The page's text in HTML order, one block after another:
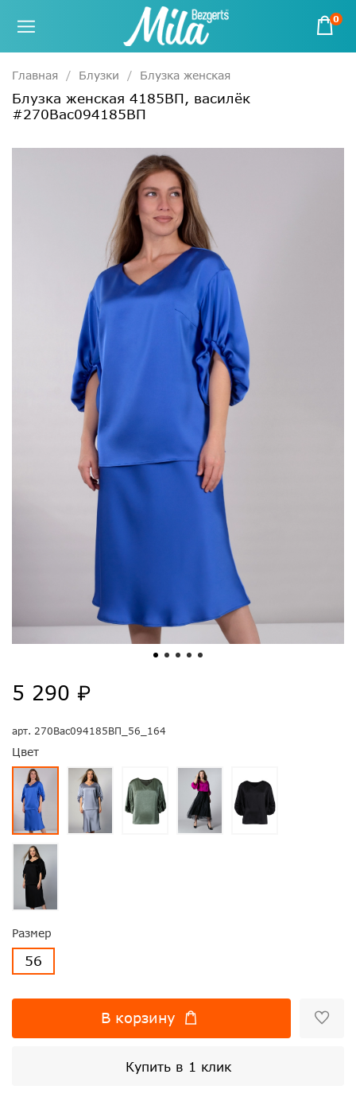
0
Главная Блузки Блузка женская
Блузка женская 4185ВП, василёк
#270Вас094185ВП
арт. 270Вас094185ВП_56_164
Цвет
Размер
56
5 290 ₽
В корзину
Купить в 1 клик